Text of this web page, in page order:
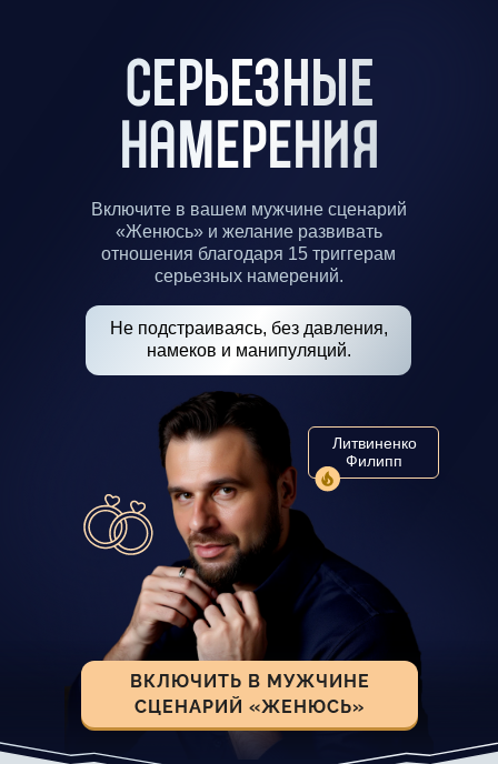
Литвиненко
Филипп
Не подстраиваясь, без давления,
намеков и манипуляций.
СЕРЬЕЗНЫЕ
НАМЕРЕНИЯ
Включите в вашем мужчине сценарий
«Женюсь» и желание развивать
отношения благодаря 15 триггерам
серьезных намерений.
ВКЛЮЧИТЬ В МУЖЧИНЕ
СЦЕНАРИЙ «ЖЕНЮСЬ»